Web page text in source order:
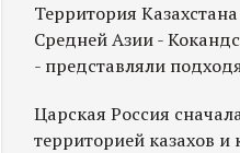
Территория
Средней Азии -
- представляли
Царская Россия
территорией казахов